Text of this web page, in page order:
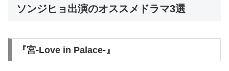
ソンジヒョ出演のオススメドラマ3選
『宮-Love in Palace-』